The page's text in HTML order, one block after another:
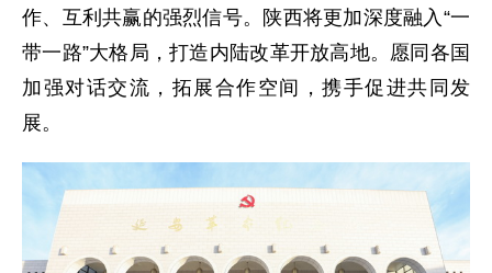
作、互利共赢的强烈信号。陕西将更加深度融入“一
带一路”大格局，打造内陆改革开放高地。愿同各国
加强对话交流，拓展合作空间，携手促进共同发
展。